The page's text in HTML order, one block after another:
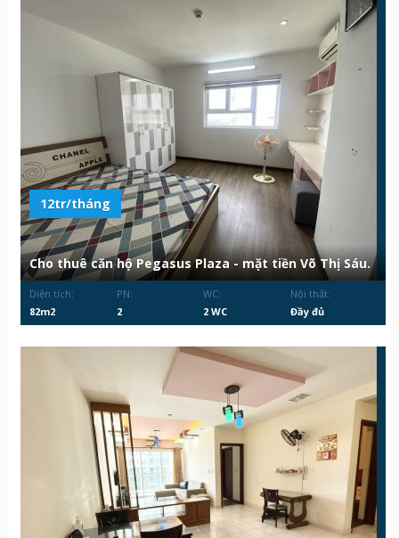
12tr/tháng
Cho thuê căn hộ Pegasus Plaza - mặt tiền Võ Thị Sáu.
Diện tích:
82m2
PN:
2
WC:
2 WC
Nội thất:
Đầy đủ